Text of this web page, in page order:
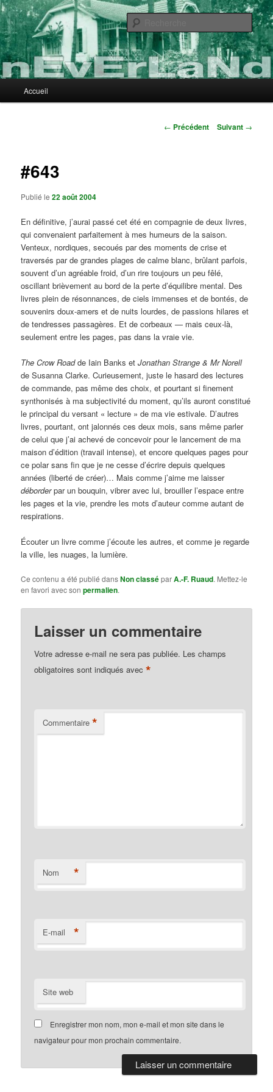
Aller
au
contenu
principalnEvErLaNd
principal
Accueil
Navigation
← Précédent Suivant →
#643
Publié le22 août 2004
En définitive, j’aurai passé cet été en compagnie de deux livres,
qui convenaient parfaitement à mes humeurs de la saison.
Venteux, nordiques, secoués par des moments de crise et
traversés par de grandes plages de calme blanc, brûlant parfois,
souvent d’un agréable froid, d’un rire toujours un peu fêlé,
oscillant brièvement au bord de la perte d’équilibre mental. Des
livres plein de résonnances, de ciels immenses et de bontés, de
souvenirs doux-amers et de nuits lourdes, de passions hilares et
de tendresses passagères. Et de corbeaux — mais ceux-là,
seulement entre les pages, pas dans la vraie vie.
The Crow Roadde Iain Banks etJonathan Strange & Mr Norell
de Susanna Clarke. Curieusement, juste le hasard des lectures
de commande, pas même des choix, et pourtant si finement
synthonisés à ma subjectivité du moment, qu’ils auront constitué
le principal du versant « lecture » de ma vie estivale. D’autres
livres, pourtant, ont jalonnés ces deux mois, sans même parler
de celui que j’ai achevé de concevoir pour le lancement de ma
maison d’édition (travail intense), et encore quelques pages pour
ce polar sans fin que je ne cesse d’écrire depuis quelques
années (liberté de créer)… Mais comme j’aime me laisser
déborderpar un bouquin, vibrer avec lui, brouiller l’espace entre
les pages et la vie, prendre les mots d’auteur comme autant de
respirations.
Écouter un livre comme j’écoute les autres, et comme je regarde
la ville, les nuages, la lumière.
Ce contenu a été publié dansNon classéparA.-F. Ruaud. Mettez-le
en favori avec sonpermalien.
Laisser un commentaire
Votre adresse e-mail ne sera pas publiée. Les champs
obligatoires sont indiqués avec*
Commentaire *
Nom *
E-mail *
Site web
Enregistrer mon nom, mon e-mail et mon site dans le
navigateur pour mon prochain commentaire.